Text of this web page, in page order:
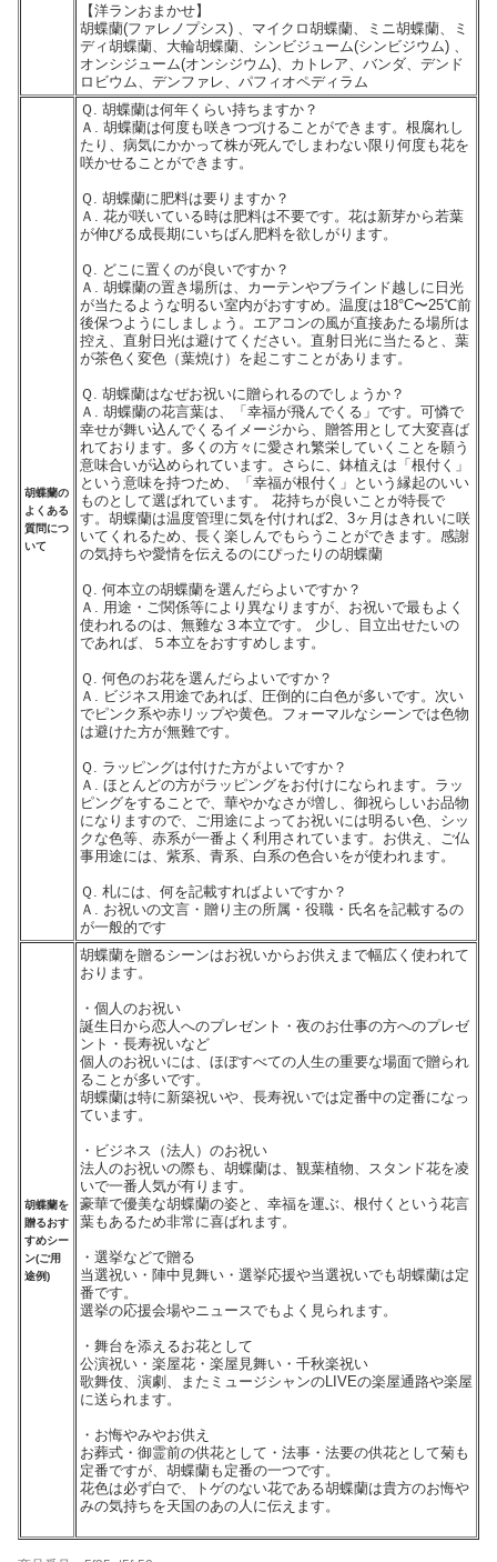
【洋ランおまかせ】
胡蝶蘭(ファレノプシス) 、マイクロ胡蝶蘭、ミニ胡蝶蘭、ミ
ディ胡蝶蘭、大輪胡蝶蘭、シンビジューム(シンビジウム) 、
オンシジューム(オンシジウム)、カトレア、バンダ、デンド
ロビウム、デンファレ、パフィオペディラム
胡蝶蘭の
よくある
質問につ
いて
Ｑ. 胡蝶蘭は何年くらい持ちますか？
Ａ. 胡蝶蘭は何度も咲きつづけることができます。根腐れし
たり、病気にかかって株が死んでしまわない限り何度も花を
咲かせることができます。
Ｑ. 胡蝶蘭に肥料は要りますか？
Ａ. 花が咲いている時は肥料は不要です。花は新芽から若葉
が伸びる成長期にいちばん肥料を欲しがります。
Ｑ. どこに置くのが良いですか？
Ａ. 胡蝶蘭の置き場所は、カーテンやブラインド越しに日光
が当たるような明るい室内がおすすめ。温度は18°C〜25℃前
後保つようにしましょう。エアコンの風が直接あたる場所は
控え、直射日光は避けてください。直射日光に当たると、葉
が茶色く変色（葉焼け）を起こすことがあります。
Ｑ. 胡蝶蘭はなぜお祝いに贈られるのでしょうか？
Ａ. 胡蝶蘭の花言葉は、「幸福が飛んでくる」です。可憐で
幸せが舞い込んでくるイメージから、贈答用として大変喜ば
れております。多くの方々に愛され繁栄していくことを願う
意味合いが込められています。さらに、鉢植えは「根付く」
という意味を持つため、「幸福が根付く」という縁起のいい
ものとして選ばれています。 花持ちが良いことが特長で
す。胡蝶蘭は温度管理に気を付ければ2、3ヶ月はきれいに咲
いてくれるため、長く楽しんでもらうことができます。感謝
の気持ちや愛情を伝えるのにぴったりの胡蝶蘭
Ｑ. 何本立の胡蝶蘭を選んだらよいですか？
Ａ. 用途・ご関係等により異なりますが、お祝いで最もよく
使われるのは、無難な３本立です。 少し、目立出せたいの
であれば、５本立をおすすめします。
Ｑ. 何色のお花を選んだらよいですか？
Ａ. ビジネス用途であれば、圧倒的に白色が多いです。次い
でピンク系や赤リップや黄色。フォーマルなシーンでは色物
は避けた方が無難です。
Ｑ. ラッピングは付けた方がよいですか？
Ａ. ほとんどの方がラッピングをお付けになられます。ラッ
ピングをすることで、華やかなさが増し、御祝らしいお品物
になりますので、ご用途によってお祝いには明るい色、シッ
クな色等、赤系が一番よく利用されています。お供え、ご仏
事用途には、紫系、青系、白系の色合いをが使われます。
Ｑ. 札には、何を記載すればよいですか？
Ａ. お祝いの文言・贈り主の所属・役職・氏名を記載するの
が一般的です
胡蝶蘭を
贈るおす
すめシー
ン(ご用
途例)
胡蝶蘭を贈るシーンはお祝いからお供えまで幅広く使われて
おります。
・個人のお祝い
誕生日から恋人へのプレゼント・夜のお仕事の方へのプレゼ
ント・長寿祝いなど
個人のお祝いには、ほぼすべての人生の重要な場面で贈られ
ることが多いです。
胡蝶蘭は特に新築祝いや、長寿祝いでは定番中の定番になっ
ています。
・ビジネス（法人）のお祝い
法人のお祝いの際も、胡蝶蘭は、観葉植物、スタンド花を凌
いで一番人気が有ります。
豪華で優美な胡蝶蘭の姿と、幸福を運ぶ、根付くという花言
葉もあるため非常に喜ばれます。
・選挙などで贈る
当選祝い・陣中見舞い・選挙応援や当選祝いでも胡蝶蘭は定
番です。
選挙の応援会場やニュースでもよく見られます。
・舞台を添えるお花として
公演祝い・楽屋花・楽屋見舞い・千秋楽祝い
歌舞伎、演劇、またミュージシャンのLIVEの楽屋通路や楽屋
に送られます。
・お悔やみやお供え
お葬式・御霊前の供花として・法事・法要の供花として菊も
定番ですが、胡蝶蘭も定番の一つです。
花色は必ず白で、トゲのない花である胡蝶蘭は貴方のお悔や
みの気持ちを天国のあの人に伝えます。